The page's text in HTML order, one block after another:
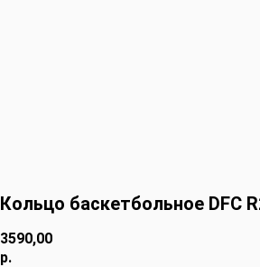
Кольцо баскетбольное DFC
3590,00
р.